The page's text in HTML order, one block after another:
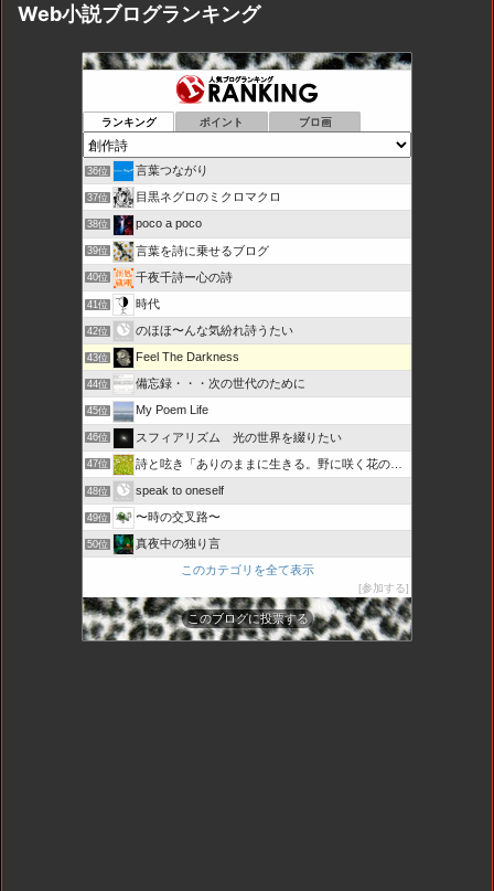
Web小説ブログランキング
ランキング ポイント ブロ画
36位 言葉つながり
37位 目黒ネグロのミクロマクロ
38位 poco a poco
39位 言葉を詩に乗せるブログ
40位 千夜千詩ー心の詩
41位 時代
42位 のほほ〜んな気紛れ詩うたい
43位 Feel The Darkness
44位 備忘録・・・次の世代のために
45位 My Poem Life
46位 スフィアリズム 光の世界を綴りたい
47位 詩と呟き「ありのままに生きる。野に咲く花のように・・・」
48位 speak to oneself
49位 〜時の交叉路〜
50位
真夜中の独り言
このカテゴリを全て表示
参加する
このブログに投票する